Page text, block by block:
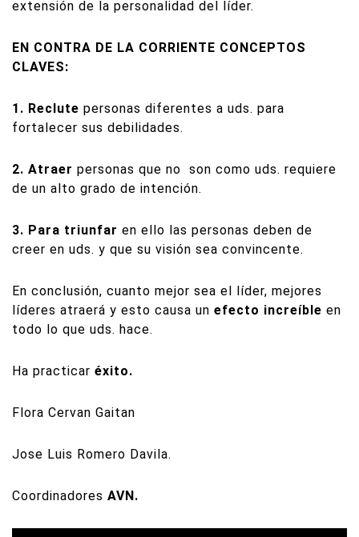
extensión de la personalidad del líder.
EN CONTRA DE LA CORRIENTE CONCEPTOS
CLAVES:
1. Reclute personas diferentes a uds. para
fortalecer sus debilidades.
2. Atraer personas que no son como uds. requiere
de un alto grado de intención.
3. Para triunfar en ello las personas deben de
creer en uds. y que su visión sea convincente.
En conclusión, cuanto mejor sea el líder, mejores
líderes atraerá y esto causa un efecto increíble en
todo lo que uds. hace.
Ha practicar éxito.
Flora Cervan Gaitan
Jose Luis Romero Davila.
Coordinadores AVN.